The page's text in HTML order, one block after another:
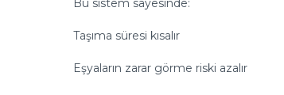
Bu sistem sayesinde:
Taşıma süresi kısalır
Eşyaların zarar görme riski azalır